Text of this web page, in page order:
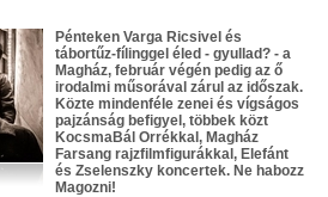
Pénteken Varga Ricsivel és
tábortűz-fílinggel éled - gyullad? - a
Magház, február végén pedig az ő
irodalmi műsorával zárul az időszak.
Közte mindenféle zenei és vígságos
pajzánság befigyel, többek közt
KocsmaBál Orrékkal, Magház
Farsang rajzfilmfigurákkal, Elefánt
és Zselenszky koncertek. Ne habozz
Magozni!